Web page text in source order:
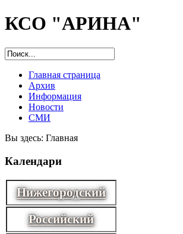
КСО "АРИНА"
Главная страница
Архив
Информация
Новости
СМИ
Вы здесь: Главная
Календари
Нижегородский
Российский